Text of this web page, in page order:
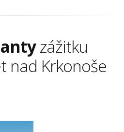
zážitku
nad Krkonoše